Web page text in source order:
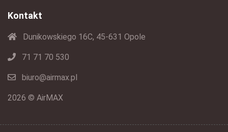
Kontakt
Dunikowskiego 16C, 45-631 Opole
71 71 70 530
biuro@airmax.pl
2026 © AirMAX